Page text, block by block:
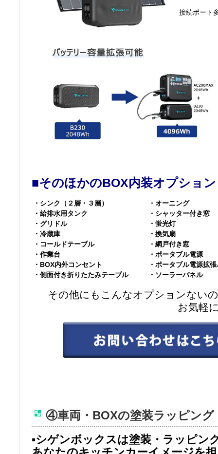
接続ポート
■そのほかのBOX内装オプショ
・シンク（２層・３層）
・給排水用タンク
・グリドル
・冷蔵庫
・コールドテーブル
・作業台
・BOX内外コンセント
・側面付き折りたたみテーブル
・オーニング
・シャッター付き窓
・蛍光灯
・換気扇
・網戸付き窓
・ポータブル電源
・ポータブル電源拡
・ソーラーパネル
その他にもこんなオプションない
お気軽
④車両・BOXの塗装ラッピング
▪シゲンボックスは塗装・ラッピン